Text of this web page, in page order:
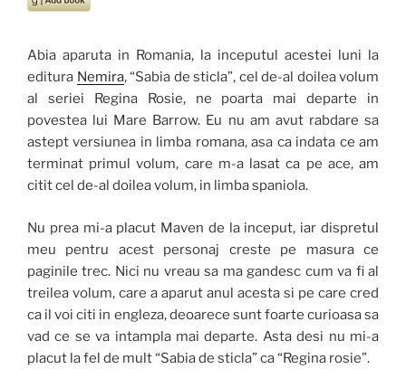
Abia aparuta in Romania, la inceputul acestei luni la
editura Nemira, “Sabia de sticla”, cel de-al doilea volum
al seriei Regina Rosie, ne poarta mai departe in
povestea lui Mare Barrow. Eu nu am avut rabdare sa
astept versiunea in limba romana, asa ca indata ce am
terminat primul volum, care m-a lasat ca pe ace, am
citit cel de-al doilea volum, in limba spaniola.
Nu prea mi-a placut Maven de la inceput, iar dispretul
meu pentru acest personaj creste pe masura ce
paginile trec. Nici nu vreau sa ma gandesc cum va fi al
treilea volum, care a aparut anul acesta si pe care cred
ca il voi citi in engleza, deoarece sunt foarte curioasa sa
vad ce se va intampla mai departe. Asta desi nu mi-a
placut la fel de mult “Sabia de sticla” ca “Regina rosie”.